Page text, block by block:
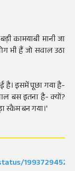
कामयाबी मानी जा
भी हैं जो सवाल उठा
है। इसमें पूछा गया है-
बस इतना है- क्यों?
स्कैम बन गया।'